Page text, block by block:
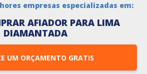
empresas especializadas em:
AFIADOR PARA LIMA
DIAMANTADA
REALIZE UM ORÇAMENTO GRATIS